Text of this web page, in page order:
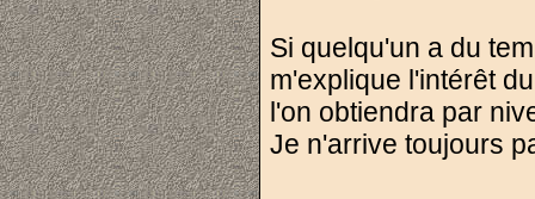
Si quelqu'un a du
m'explique l'intérêt
l'on obtiendra par
Je n'arrive toujours